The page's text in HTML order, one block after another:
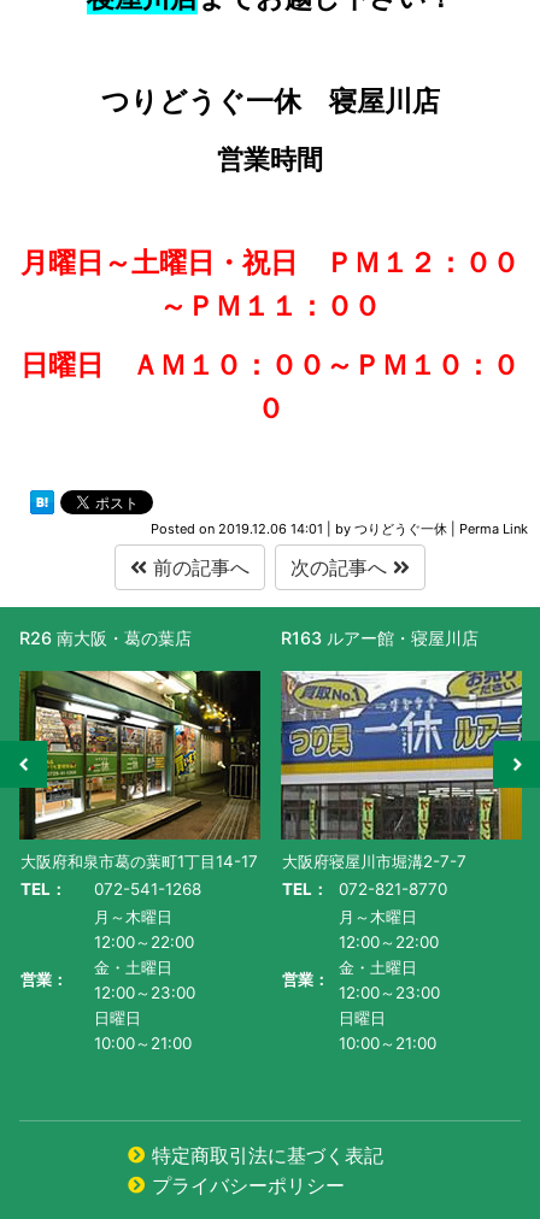
つりどうぐ一休 寝屋川店
営業時間
月曜日～土曜日・祝日 ＰＭ１２：００
～ＰＭ１１：００
日曜日 ＡＭ１０：００～ＰＭ１０：０
０
Posted on 2019.12.06 14:01 by つりどうぐ一休 Perma Link
前の記事へ 次の記事へ
R163 ルアー館・寝屋川店
大阪府寝屋川市堀溝2-7-7
TEL：
072-821-8770
営業：
月～木曜日
12:00～22:00
金・土曜日
12:00～23:00
日曜日
10:00～21:00
R477 滋賀守山店
滋賀県守山市水保町1130番地-1
TEL：
077-585-5011
営業：
月～金曜日・祝
AM10:00～PM9:00
土曜日
AM9:00~PM9:00
日曜日
AM9:00～PM8:00
特定商取引法に基づく表記
プライバシーポリシー